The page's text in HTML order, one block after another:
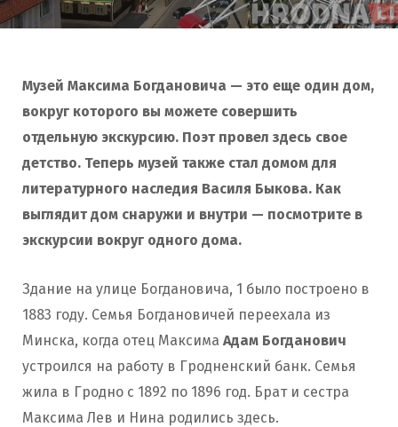
Музей Максима Богдановича — это еще один дом,
вокруг которого вы можете совершить
отдельную экскурсию. Поэт провел здесь свое
детство. Теперь музей также стал домом для
литературного наследия Василя Быкова. Как
выглядит дом снаружи и внутри — посмотрите в
экскурсии вокруг одного дома.
Здание на улице Богдановича, 1 было построено в
1883 году. Семья Богдановичей переехала из
Минска, когда отец Максима Адам Богданович
устроился на работу в Гродненский банк. Семья
жила в Гродно с 1892 по 1896 год. Брат и сестра
Максима Лев и Нина родились здесь.